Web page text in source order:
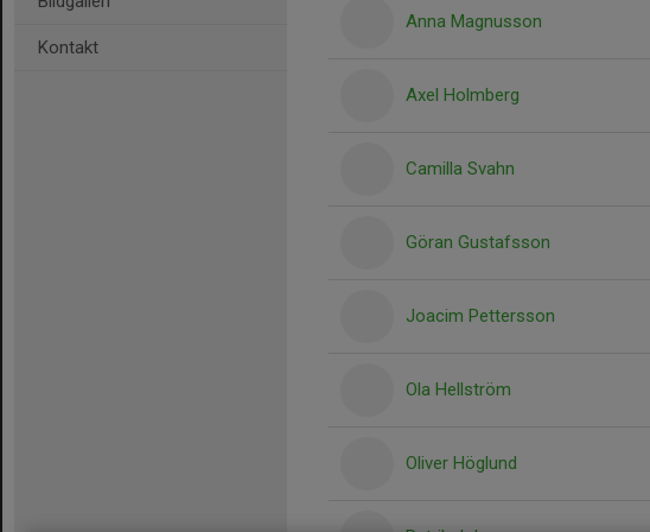
Kontakt
Anna Magnusson
Axel Holmberg
Camilla Svahn
Göran Gustafsson
Joacim Pettersson
Ola Hellström
Oliver Höglund